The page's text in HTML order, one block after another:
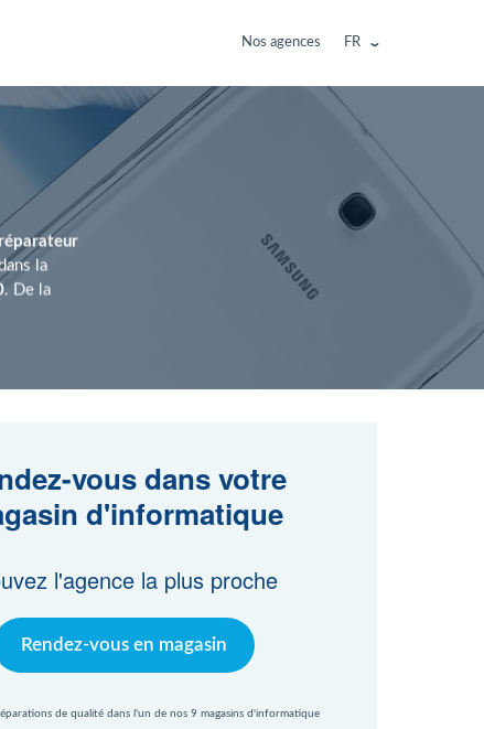
Nos agences FR
réparateur
la
. De la
vous dans votre
d'informatique
l'agence la plus proche
Rendez-vous en magasin
de qualité dans l'un de nos 9 magasins d'informatique